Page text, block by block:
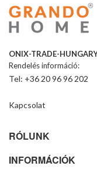
ONIX-TRADE-
Rendelés információ:
Tel: +36 20 96 96 202
Kapcsolat
RÓLUNK
INFORMÁCIÓK